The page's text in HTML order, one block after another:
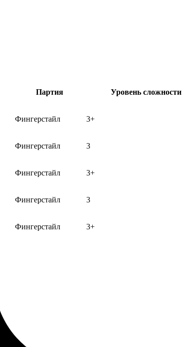
Партия Уровень сложности
Фингерстайл 3+
Фингерстайл 3
Фингерстайл 3+
Фингерстайл 3
Фингерстайл 3+